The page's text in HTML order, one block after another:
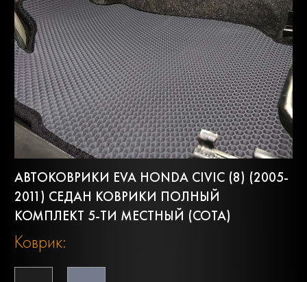
АВТОКОВРИКИ EVA HONDA CIVIC (8) (2005-
2011) СЕДАН КОВРИКИ ПОЛНЫЙ
КОМПЛЕКТ 5-ТИ МЕСТНЫЙ (СОТА)
Коврик: